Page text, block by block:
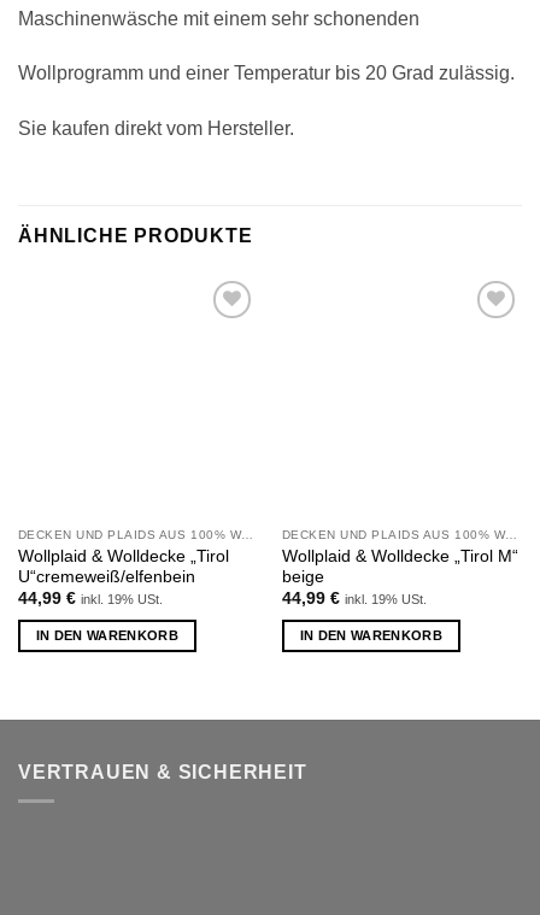
Maschinenwäsche mit einem sehr schonenden
Wollprogramm und einer Temperatur bis 20 Grad zulässig.
Sie kaufen direkt vom Hersteller.
ÄHNLICHE PRODUKTE
DECKEN UND PLAIDS AUS 100% WOLLE
Wollplaid & Wolldecke „Tirol
U“cremeweiß/elfenbein
44,99 € inkl. 19% USt.
IN DEN WARENKORB
DECKEN UND PLAIDS AUS 100% WOLLE
Wollplaid & Wolldecke „Tirol M“
beige
44,99 € inkl. 19% USt.
IN DEN WARENKORB
VERTRAUEN & SICHERHEIT